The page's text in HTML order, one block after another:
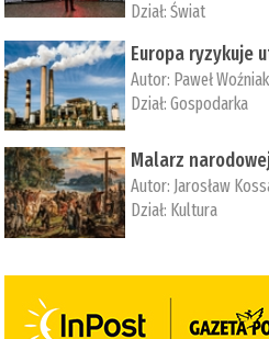
Dział:Świat
Europa ryzykuje
Autor: Paweł Woźniak
Dział:Gospodarka
Malarz
Autor: Jarosław
Dział: Kultura